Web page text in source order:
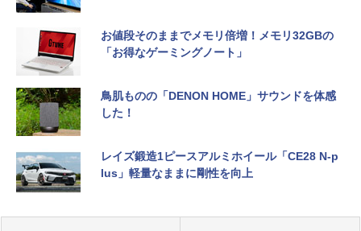
お値段そのままでメモリ倍増！メモリ32GBの
「お得なゲーミングノート」
鳥肌ものの「DENON HOME」サウンドを体感
した！
レイズ鍛造1ピースアルミホイール「CE28 N-p
lus」軽量なままに剛性を向上